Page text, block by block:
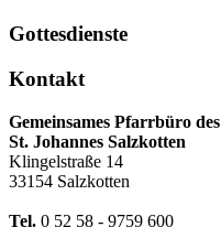
Gottesdienste
Kontakt
Gemeinsames Pfarrbüro
St. Johannes Salzkotten
Klingelstraße 14
33154 Salzkotten
Tel. 0 52 58 - 9759 600